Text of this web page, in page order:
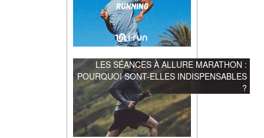
LES SÉANCES À ALLURE MARATHON :
POURQUOI SONT-ELLES INDISPENSABLES
?